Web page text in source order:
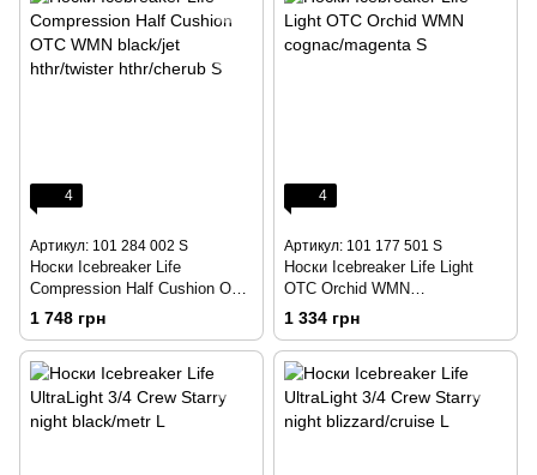
4
Артикул: 101 284 002 S
Носки Icebreaker Life
Compression Half Cushion OTC
WMN black/jet hthr/twister
hthr/cherub S
1 748 грн
4
Артикул: 101 177 501 S
Носки Icebreaker Life Light
OTC Orchid WMN
cognac/magenta S
1 334 грн